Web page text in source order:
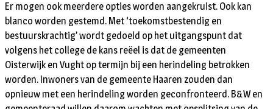
Er mogen ook meerdere opties worden aangekruist. Ook kan
blanco worden gestemd. Met ‘toekomstbestendig en
bestuurskrachtig’ wordt gedoeld op het uitgangspunt dat
volgens het college de kans reëel is dat de gemeenten
Oisterwijk en Vught op termijn bij een herindeling betrokken
worden. Inwoners van de gemeente Haaren zouden dan
opnieuw met een herindeling worden geconfronteerd. B&W en